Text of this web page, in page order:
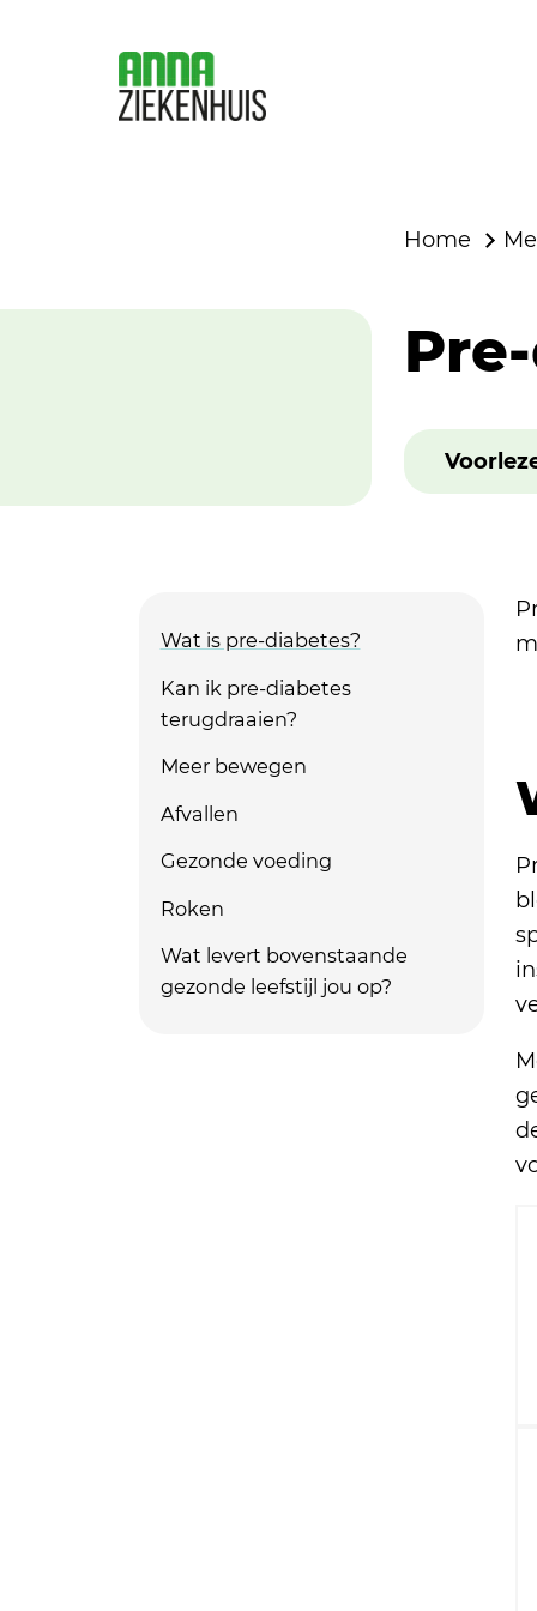
Home
Wat is pre-diabetes?
Kan ik pre-diabetes
terugdraaien?
Meer bewegen
Afvallen
Gezonde voeding
Roken
Wat levert bovenstaande
gezonde leefstijl jou op?